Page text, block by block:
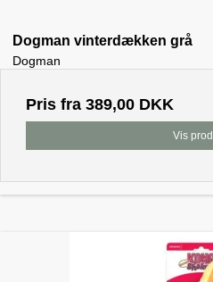
Dogman vinterdækken grå
Dogman
Pris fra 389,00 DKK
Vis